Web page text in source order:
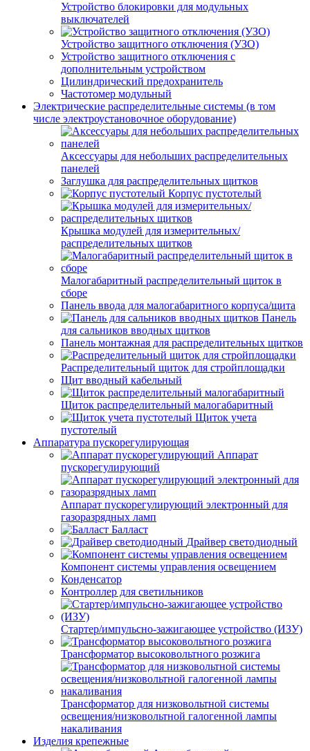
Устройство блокировки для модульных
выключателей
Устройство защитного отключения (УЗО)
Устройство защитного отключения с
дополнительным устройством
Цилиндрический предохранитель
Частотомер модульный
Электрические распределительные системы (в том
числе электроустановочное оборудование)
Аксессуары для небольших распределительных
панелей
Заглушка для распределительных щитков
Корпус пустотелый
Крышка модулей для измерительных/
распределительных щитков
Малогабаритный распределительный щиток в
сборе
Панель ввода для малогабаритного корпуса/щита
Панель
для сальников вводных щитков
Панель монтажная для распределительных щитков
Распределительный щиток для стройплощадки
Щит вводный кабельный
Щиток распределительный малогабаритный
Щиток учета
пустотелый
Аппаратура пускорегулирующая
Аппарат
пускорегулирующий
Аппарат пускорегулирующий электронный для
газоразрядных ламп
Балласт
Драйвер светодиодный
Компонент системы управления освещением
Конденсатор
Контроллер для светильников
Стартер/импульсно-зажигающее устройство (ИЗУ)
Трансформатор высоковольтного розжига
Трансформатор для низковольтной системы
освещения/низковольтной галогенной лампы
накаливания
Изделия крепежные